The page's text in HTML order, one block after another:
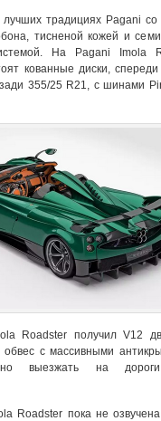
традициях Pagani со
тисненой кожей и
На Pagani Imola
кованные диски,
355/25 R21, с шинами
Roadster получил V12
обвес с массивными
выезжать на
Roadster пока не